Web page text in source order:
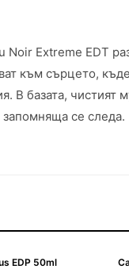
Extreme EDT
към сърцето,
В базата, чистият
се следа.
EDP 50ml